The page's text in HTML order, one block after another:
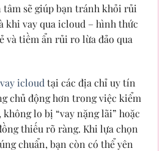
tâm sẽ giúp bạn tránh khỏi rủi
khi vay qua icloud – hình thức
và tiềm ẩn rủi ro lừa đảo qua
vay icloud tại các địa chỉ uy tín
chủ động hơn trong việc kiểm
không lo bị “vay nặng lãi” hoặc
thiếu rõ ràng. Khi lựa chọn
chuẩn, bạn còn có thể yên